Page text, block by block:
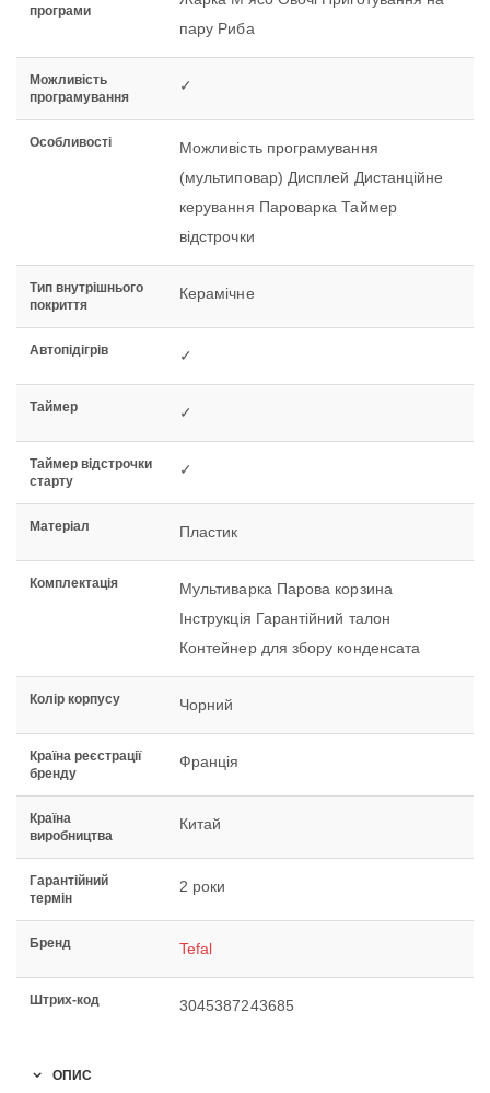
програми
пару Риба
Можливість
програмування
✓
Особливості
Можливість програмування
(мультиповар) Дисплей Дистанційне
керування Пароварка Таймер
відстрочки
Тип внутрішнього
покриття
Керамічне
Автопідігрів ✓
Таймер ✓
Таймер відстрочки
старту
✓
Матеріал Пластик
Комплектація
Мультиварка Парова корзина
Інструкція Гарантійний талон
Контейнер для збору конденсата
Колір корпусу Чорний
Країна реєстрації
бренду
Франція
Країна
виробництва
Китай
Гарантійний
термін
2 роки
Бренд Tefal
Штрих-код 3045387243685
ОПИС